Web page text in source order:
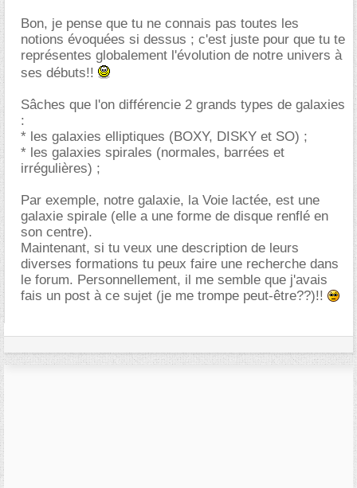
Bon, je pense que tu ne connais pas toutes les
notions évoquées si dessus ; c'est juste pour que tu te
représentes globalement l'évolution de notre univers à
ses débuts!!
Sâches que l'on différencie 2 grands types de galaxies
:
* les galaxies elliptiques (BOXY, DISKY et SO) ;
* les galaxies spirales (normales, barrées et
irrégulières) ;
Par exemple, notre galaxie, la Voie lactée, est une
galaxie spirale (elle a une forme de disque renflé en
son centre).
Maintenant, si tu veux une description de leurs
diverses formations tu peux faire une recherche dans
le forum. Personnellement, il me semble que j'avais
fais un post à ce sujet (je me trompe peut-être??)!!